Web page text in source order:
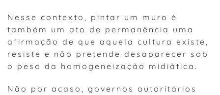
Nesse contexto, pintar um muro é
também um ato de permanência uma
afirmação de que aquela cultura existe,
resiste e não pretende desaparecer sob
o peso da homogeneização midiática.
Não por acaso, governos autoritários